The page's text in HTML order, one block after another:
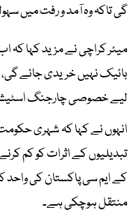
گی تاکہ وہ آمد و رفت میں
میئر کراچی نے مزید کہا کہ
بائیک نہیں خریدی جائے
لیے خصوصی چارجنگ
انہوں نے کہا کہ شہری
تبدیلیوں کے اثرات کو کم
کے ایم سی پاکستان کی واحد
منتقل ہوچکی ہے۔